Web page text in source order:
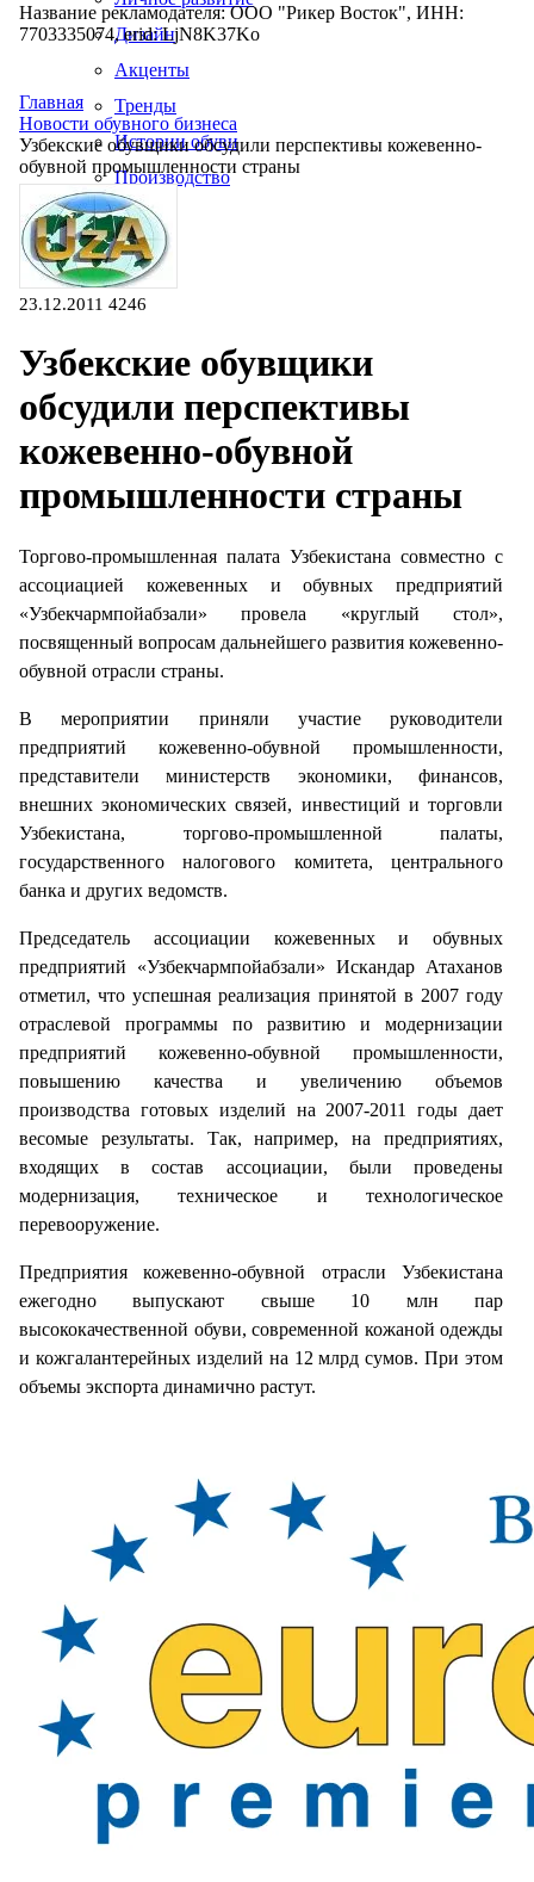
Дизайн
Акценты
Тренды
Истории обуви
Производство
Название рекламодателя: ООО "Рикер Восток", ИНН:
7703335074, erid: LjN8K37Ko
Главная
Новости обувного бизнеса
Узбекские обувщики обсудили перспективы кожевенно-
обувной промышленности страны
23.12.2011 4246
Узбекские обувщики
обсудили перспективы
кожевенно-обувной
промышленности страны
Торгово-промышленная палата Узбекистана совместно с
ассоциацией кожевенных и обувных предприятий
«Узбекчармпойабзали» провела «круглый стол»,
посвященный вопросам дальнейшего развития кожевенно-
обувной отрасли страны.
В мероприятии приняли участие руководители
предприятий кожевенно-обувной промышленности,
представители министерств экономики, финансов,
внешних экономических связей, инвестиций и торговли
Узбекистана, торгово-промышленной палаты,
государственного налогового комитета, центрального
банка и других ведомств.
Председатель ассоциации кожевенных и обувных
предприятий «Узбекчармпойабзали» Искандар Атаханов
отметил, что успешная реализация принятой в 2007 году
отраслевой программы по развитию и модернизации
предприятий кожевенно-обувной промышленности,
повышению качества и увеличению объемов
производства готовых изделий на 2007-2011 годы дает
весомые результаты. Так, например, на предприятиях,
входящих в состав ассоциации, были проведены
модернизация, техническое и технологическое
перевооружение.
Предприятия кожевенно-обувной отрасли Узбекистана
ежегодно выпускают свыше 10 млн пар
высококачественной обуви, современной кожаной одежды
и кожгалантерейных изделий на 12 млрд сумов. При этом
объемы экспорта динамично растут.